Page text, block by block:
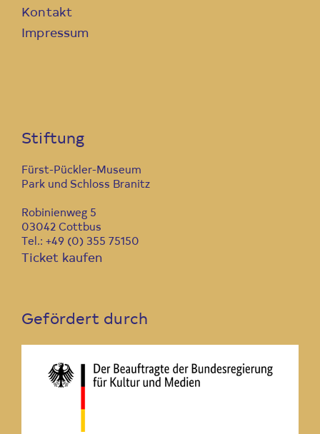
Kontakt
Impressum
Stiftung
Fürst-Pückler-Museum
Park und Schloss Branitz
Robinienweg 5
03042 Cottbus
Tel.: +49 (0) 355 75150
Ticket kaufen
Gefördert durch